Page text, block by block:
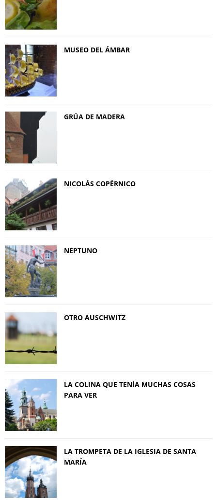
MUSEO DEL ÁMBAR
GRÚA DE MADERA
NICOLÁS COPÉRNICO
NEPTUNO
OTRO AUSCHWITZ
LA COLINA QUE TENÍA MUCHAS COSAS
PARA VER
LA TROMPETA DE LA IGLESIA DE SANTA
MARÍA